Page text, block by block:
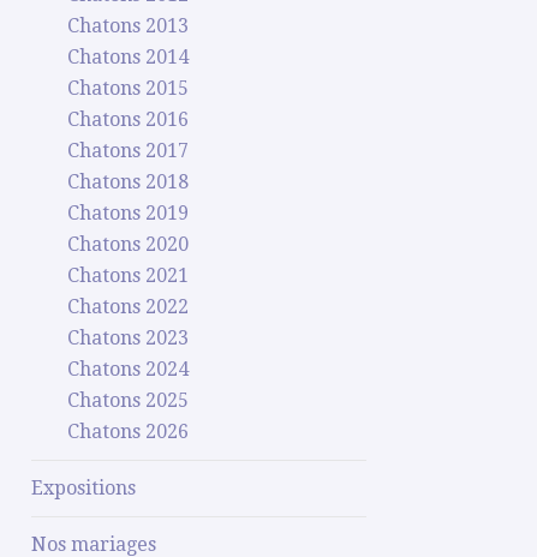
Chatons 2013
Chatons 2014
Chatons 2015
Chatons 2016
Chatons 2017
Chatons 2018
Chatons 2019
Chatons 2020
Chatons 2021
Chatons 2022
Chatons 2023
Chatons 2024
Chatons 2025
Chatons 2026
Expositions
Nos mariages